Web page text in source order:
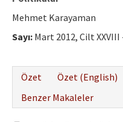
Mehmet Karayaman
Sayı: Mart 2012, Cilt XXVIII
Özet
Özet (English)
Benzer Makaleler